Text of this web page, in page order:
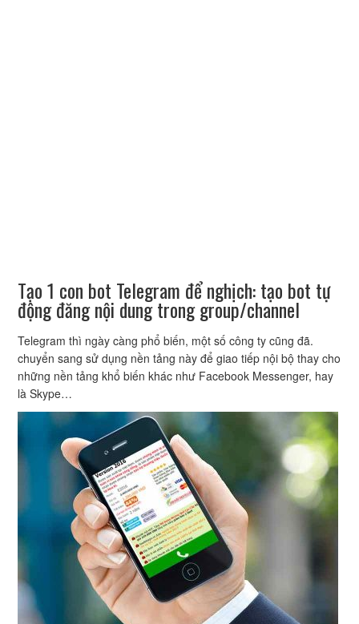
Tạo 1 con bot Telegram để nghịch: tạo bot tự
động đăng nội dung trong group/channel
Telegram thì ngày càng phổ biến, một số công ty cũng đã.
chuyển sang sử dụng nền tảng này để giao tiếp nội bộ thay cho
những nền tảng khổ biến khác như Facebook Messenger, hay
là Skype…